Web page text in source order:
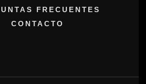
FRECUENTES
CONTACTO